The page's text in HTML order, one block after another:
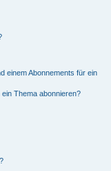
einem Abonnements für ein
Thema abonnieren?